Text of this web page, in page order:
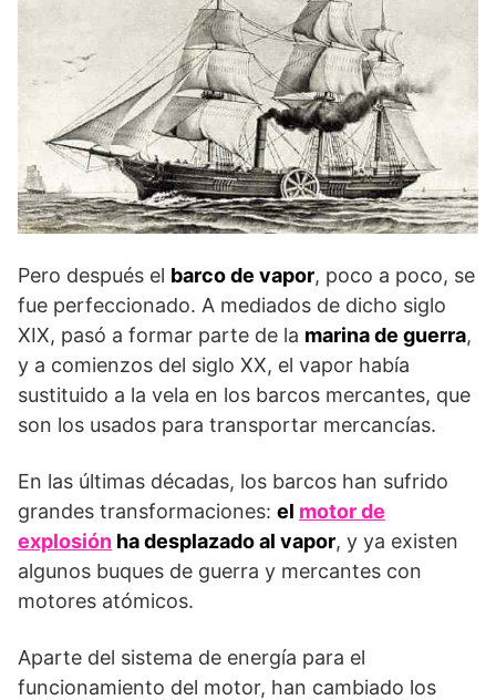
Pero después el barco de vapor, poco a poco, se
fue perfeccionado. A mediados de dicho siglo
XIX, pasó a formar parte de la marina de guerra,
y a comienzos del siglo XX, el vapor había
sustituido a la vela en los barcos mercantes, que
son los usados para transportar mercancías.
En las últimas décadas, los barcos han sufrido
grandes transformaciones: el motor de
explosión ha desplazado al vapor, y ya existen
algunos buques de guerra y mercantes con
motores atómicos.
Aparte del sistema de energía para el
funcionamiento del motor, han cambiado los